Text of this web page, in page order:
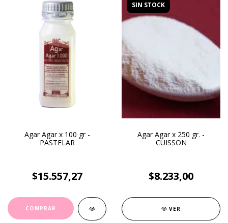
Agar Agar x 100 gr -
PASTELAR
$15.557,27
SIN STOCK
Agar Agar x 250 gr. -
CUISSON
$8.233,00
VER